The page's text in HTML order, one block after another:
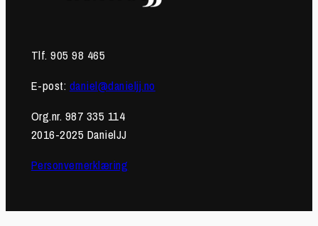
Tlf. 905 98 465
E-post: daniel@danieljj.no
Org.nr. 987 335 114
2016-2025 DanielJJ
Personvernerklæring